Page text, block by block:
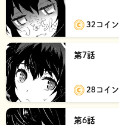
32コイン
第7話
28コイン
第6話